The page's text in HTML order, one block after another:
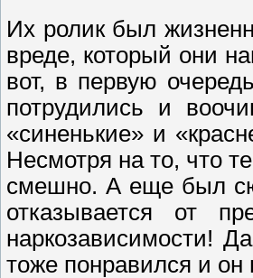
Их ролик был
вреде, который они
вот, в первую
потрудились и
«синенькие» и
Несмотря на то, что
смешно. А еще был
отказывается от
наркозависимости!
тоже понравился и он